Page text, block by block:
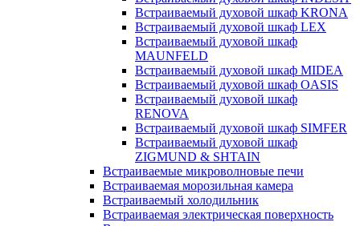
Встраиваемый духовой шкаф KRONA
Встраиваемый духовой шкаф LEX
Встраиваемый духовой шкаф
MAUNFELD
Встраиваемый духовой шкаф MIDEA
Встраиваемый духовой шкаф OASIS
Встраиваемый духовой шкаф
RENOVA
Встраиваемый духовой шкаф SIMFER
Встраиваемый духовой шкаф
ZIGMUND & SHTAIN
Встраиваемые микроволновые печи
Встраиваемая морозильная камера
Встраиваемый холодильник
Встраиваемая электрическая поверхность